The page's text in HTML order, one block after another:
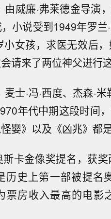
由威廉·弗莱德金导演，
小说受到1949年罗兰
小女孩，求医无效后
请来了两位神父进行
麦士·冯·西度、 杰森·米
年代中期这段时间
婴》以及《凶兆》都
斯卡金像奖提名，获
历史上第一部被提名
票房收入最高的电